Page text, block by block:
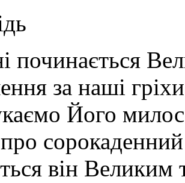
починається
за наші
Його
сорокаденний
він